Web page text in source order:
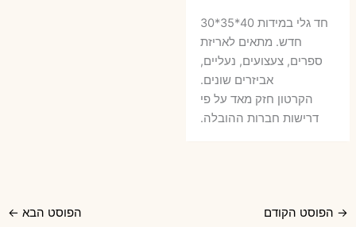
המקורי
היה:
7 ₪.
הוא:
חד גלי במידות 40*35*30
חדש. מתאים לאריזת
ספרים, צעצועים, נעליים,
אביזרים שונים.
הקרטון חזק מאד על פי
דרישות חברות ההובלה.
→ הפוסט הקודם הפוסט הבא ←